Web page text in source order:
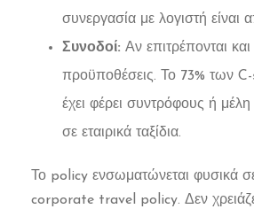
συνεργασία με λογιστή είναι
Συνοδοί: Αν επιτρέπονται
προϋποθέσεις. Το 73% των
έχει φέρει συντρόφους ή μέλη
σε εταιρικά ταξίδια.
Το policy ενσωματώνεται φυσικά
corporate travel policy. Δεν